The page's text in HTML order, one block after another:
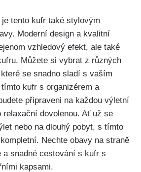
tento kufr také stylovým
Moderní design a⁤ kvalitní
vzhledový efekt, ale také
Můžete si vybrat z různých
se snadno sladí s vaším
⁤kufr s organizérem a
připraveni na ⁢každou výletní
relaxační dovolenou. Ať už se​
nebo na ⁣dlouhý pobyt, s tímto
Nechte ‍obavy na straně
a snadné ⁣cestování s ‌kufr ⁤s
kapsami.